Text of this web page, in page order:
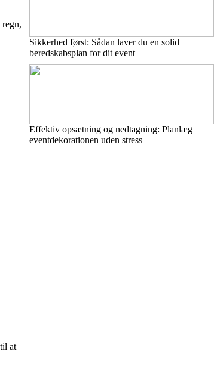
regn,
at
Sikkerhed først: Sådan laver du en solid
beredskabsplan for dit event
Effektiv opsætning og nedtagning: Planlæg
eventdekorationen uden stress